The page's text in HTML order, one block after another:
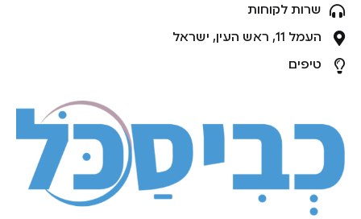
שרות לקוחות
העמל 11, ראש העין, ישראל
טיפים